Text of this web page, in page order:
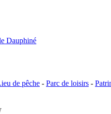
Dauphiné
de pêche - Parc de loisirs -